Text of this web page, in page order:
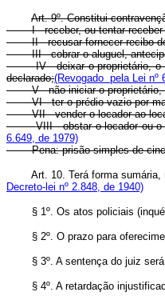
Art. 9º. Constitui
I - receber, ou tentar
II - recusar fornecer recibo
III - cobrar o aluguel,
IV - deixar o proprietário,
declarado;(Revogado pela Lei nº
V - não iniciar o
VI - ter o prédio vazio por
VII - vender o locador ao
VIII - obstar o locador ou o
6.649, de 1979)
Pena: prisão simples de
Art. 10. Terá forma
Decreto-lei nº 2.848, de 1940)
§ 1º. Os atos policiais
§ 2º. O prazo para
§ 3º. A sentença do juiz será
§ 4º. A retardação